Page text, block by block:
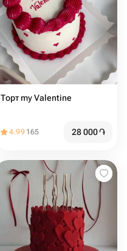
Торт my Valentine
4.99 165 28 000֏